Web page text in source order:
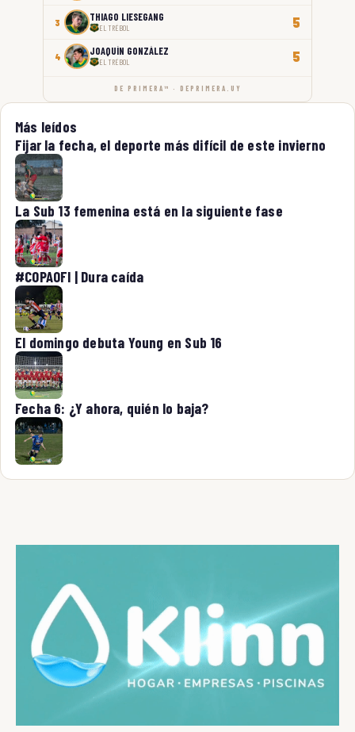
3 THIAGO LIESEGANG
EL TRÉBOL 5
4 JOAQUÍN GONZÁLEZ
EL TRÉBOL 5
DE PRIMERA™ · DEPRIMERA.UY
Más leídos
Fijar la fecha, el deporte más difícil de este invierno
La Sub 13 femenina está en la siguiente fase
#COPAOFI | Dura caída
El domingo debuta Young en Sub 16
Fecha 6: ¿Y ahora, quién lo baja?